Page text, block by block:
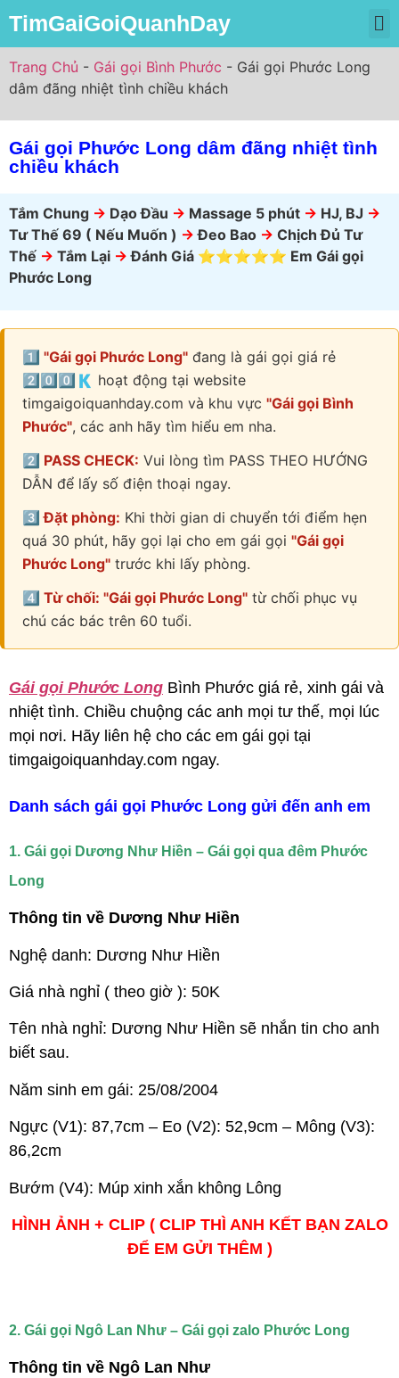
TimGaiGoiQuanhDay
Trang Chủ - Gái gọi Bình Phước - Gái gọi Phước Long
dâm đãng nhiệt tình chiều khách
Gái gọi Phước Long dâm đãng nhiệt tình
chiều khách
Tắm Chung -> Dạo Đầu -> Massage 5 phút -> HJ, BJ ->
Tư Thế 69 ( Nếu Muốn ) -> Đeo Bao -> Chịch Đủ Tư
Thế -> Tắm Lại -> Đánh Giá ⭐⭐⭐⭐⭐ Em Gái gọi
Phước Long
1️⃣ "Gái gọi Phước Long" đang là gái gọi giá rẻ
2️⃣0️⃣0️⃣🇰 hoạt động tại website
timgaigoiquanhday.com và khu vực "Gái gọi Bình
Phước", các anh hãy tìm hiểu em nha.
2️⃣ PASS CHECK: Vui lòng tìm PASS THEO HƯỚNG
DẪN để lấy số điện thoại ngay.
3️⃣ Đặt phòng: Khi thời gian di chuyển tới điểm hẹn
quá 30 phút, hãy gọi lại cho em gái gọi "Gái gọi
Phước Long" trước khi lấy phòng.
4️⃣ Từ chối: "Gái gọi Phước Long" từ chối phục vụ
chú các bác trên 60 tuổi.
Gái gọi Phước Long Bình Phước giá rẻ, xinh gái và
nhiệt tình. Chiều chuộng các anh mọi tư thế, mọi lúc
mọi nơi. Hãy liên hệ cho các em gái gọi tại
timgaigoiquanhday.com ngay.
Danh sách gái gọi Phước Long gửi đến anh em
1. Gái gọi Dương Như Hiền – Gái gọi qua đêm Phước
Long
Thông tin về Dương Như Hiền
Nghệ danh: Dương Như Hiền
Giá nhà nghỉ ( theo giờ ): 50K
Tên nhà nghỉ: Dương Như Hiền sẽ nhắn tin cho anh
biết sau.
Năm sinh em gái: 25/08/2004
Ngực (V1): 87,7cm – Eo (V2): 52,9cm – Mông (V3):
86,2cm
Bướm (V4): Múp xinh xắn không Lông
HÌNH ẢNH + CLIP ( CLIP THÌ ANH KẾT BẠN ZALO
ĐỂ EM GỬI THÊM )
2. Gái gọi Ngô Lan Như – Gái gọi zalo Phước Long
Thông tin về Ngô Lan Như